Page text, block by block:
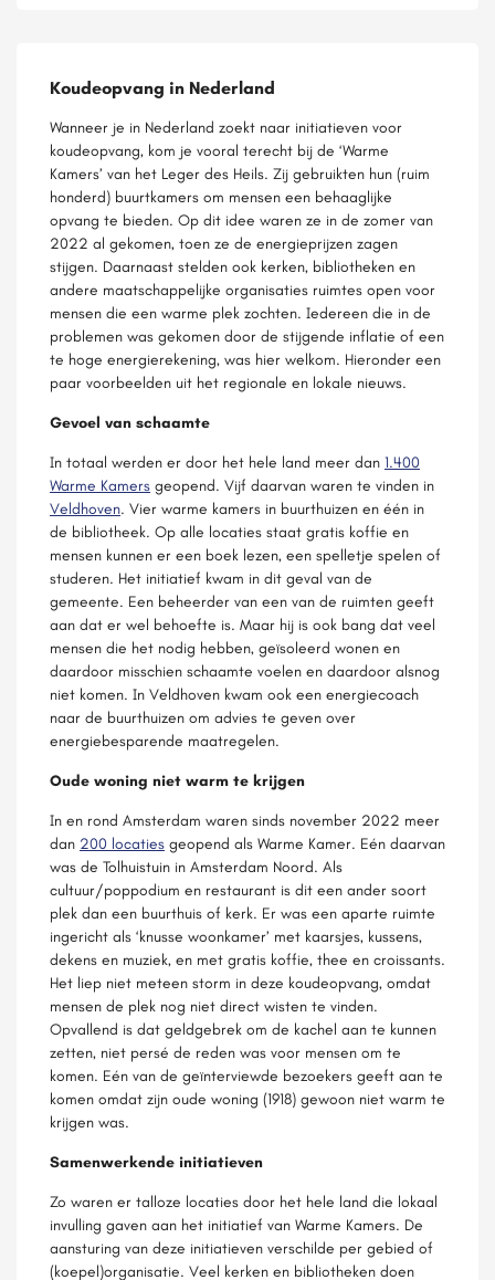
Koudeopvang in Nederland
Wanneer je in Nederland zoekt naar initiatieven voor
koudeopvang, kom je vooral terecht bij de ‘Warme
Kamers’ van het Leger des Heils. Zij gebruikten hun (ruim
honderd) buurtkamers om mensen een behaaglijke
opvang te bieden. Op dit idee waren ze in de zomer van
2022 al gekomen, toen ze de energieprijzen zagen
stijgen. Daarnaast stelden ook kerken, bibliotheken en
andere maatschappelijke organisaties ruimtes open voor
mensen die een warme plek zochten. Iedereen die in de
problemen was gekomen door de stijgende inflatie of een
te hoge energierekening, was hier welkom. Hieronder een
paar voorbeelden uit het regionale en lokale nieuws.
Gevoel van schaamte
In totaal werden er door het hele land meer dan 1.400
Warme Kamers geopend. Vijf daarvan waren te vinden in
Veldhoven. Vier warme kamers in buurthuizen en één in
de bibliotheek. Op alle locaties staat gratis koffie en
mensen kunnen er een boek lezen, een spelletje spelen of
studeren. Het initiatief kwam in dit geval van de
gemeente. Een beheerder van een van de ruimten geeft
aan dat er wel behoefte is. Maar hij is ook bang dat veel
mensen die het nodig hebben, geïsoleerd wonen en
daardoor misschien schaamte voelen en daardoor alsnog
niet komen. In Veldhoven kwam ook een energiecoach
naar de buurthuizen om advies te geven over
energiebesparende maatregelen.
Oude woning niet warm te krijgen
In en rond Amsterdam waren sinds november 2022 meer
dan 200 locaties geopend als Warme Kamer. Eén daarvan
was de Tolhuistuin in Amsterdam Noord. Als
cultuur/poppodium en restaurant is dit een ander soort
plek dan een buurthuis of kerk. Er was een aparte ruimte
ingericht als ‘knusse woonkamer’ met kaarsjes, kussens,
dekens en muziek, en met gratis koffie, thee en croissants.
Het liep niet meteen storm in deze koudeopvang, omdat
mensen de plek nog niet direct wisten te vinden.
Opvallend is dat geldgebrek om de kachel aan te kunnen
zetten, niet persé de reden was voor mensen om te
komen. Eén van de geïnterviewde bezoekers geeft aan te
komen omdat zijn oude woning (1918) gewoon niet warm te
krijgen was.
Samenwerkende initiatieven
Zo waren er talloze locaties door het hele land die lokaal
invulling gaven aan het initiatief van Warme Kamers. De
aansturing van deze initiatieven verschilde per gebied of
(koepel)organisatie. Veel kerken en bibliotheken doen